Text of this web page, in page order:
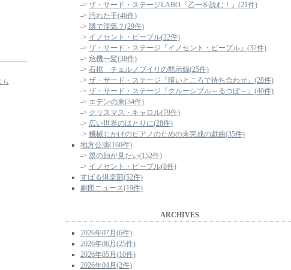
ら
-> ザ・サード・ステージLABO『乙一を読む！』(21件)
-> 汚れた手(46件)
-> 隣で浮気？(29件)
-> イノセント・ピープル(22件)
-> ザ・サード・ステージ『イノセント・ピープル』(32件)
-> 危機一髪(38件)
-> 石棺 チェルノブイリの黙示録(25件)
-> ザ・サード・ステージ『暗いところで待ち合わせ』(28件)
-> ザ・サード・ステージ『クルーシブル～るつぼ～』(40件)
-> エデンの東(34件)
-> クリスマス・キャロル(79件)
-> 広い世界のほとりに(28件)
-> 機械じかけのピアノのための未完成の戯曲(35件)
地方公演(160件)
-> 親の顔が見たい(152件)
-> イノセント・ピープル(8件)
すばる倶楽部(52件)
劇団ニュース(19件)
ARCHIVES
2026年07月(6件)
2026年06月(25件)
2026年05月(10件)
2026年04月(2件)